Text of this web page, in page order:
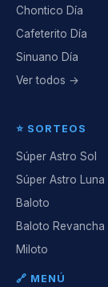
Chontico Día
Cafeterito Día
Sinuano Día
Ver todos →
⭐ SORTEOS
Súper Astro Sol
Súper Astro Luna
Baloto
Baloto Revancha
Miloto
🔗 MENÚ